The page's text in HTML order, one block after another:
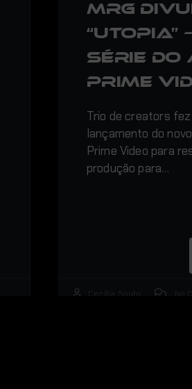
MRG
“Utopia”
Série do
Prime
Trio de creators
lançamento do
Prime Video para
produção para…
Cecília Souto No